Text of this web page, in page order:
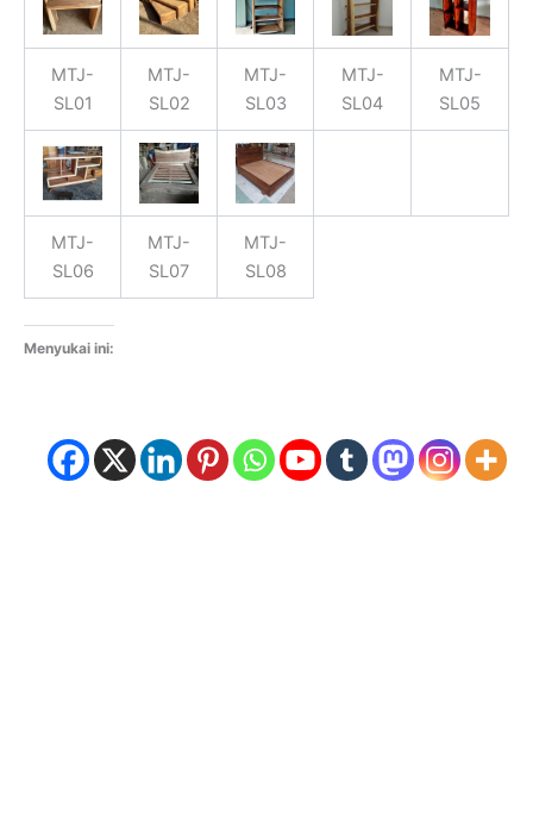
MTJ-
SL01
MTJ-
SL02
MTJ-
SL03
MTJ-
SL04
MTJ-
SL05
MTJ-
SL06
MTJ-
SL07
MTJ-
SL08
Menyukai ini: